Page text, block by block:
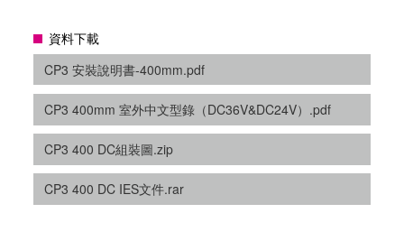
資料下載
CP3 安裝說明書-400mm.pdf
CP3 400mm 室外中文型錄（DC36V&DC24V）.pdf
CP3 400 DC組裝圖.zip
CP3 400 DC IES文件.rar